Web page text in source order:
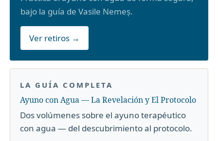
bajo la guía de Vasile Nemeș.
Ver retiros →
LA GUÍA COMPLETA
Ayuno con Agua — La Revelación y El Protocolo
Dos volúmenes sobre el ayuno terapéutico
con agua — del descubrimiento al protocolo.